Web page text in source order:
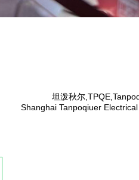
坦泼秋尔
Shanghai Tanpoqiuer